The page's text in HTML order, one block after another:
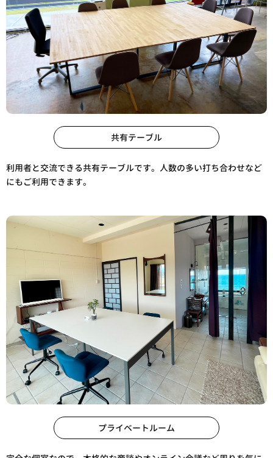
共有テーブル
利用者と交流できる共有テーブルです。人数の多い打ち合わせなど
にもご利用できます。
プライベートルーム